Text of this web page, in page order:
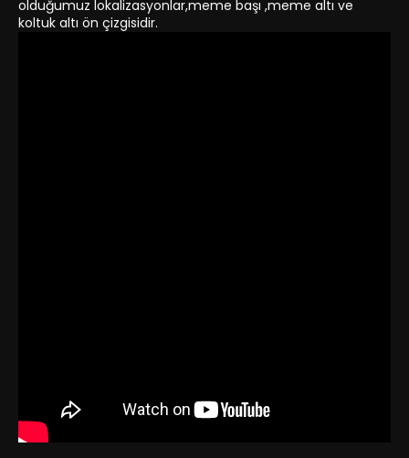
olduğumuz lokalizasyonlar,meme başı ,meme altı ve
koltuk altı ön çizgisidir.